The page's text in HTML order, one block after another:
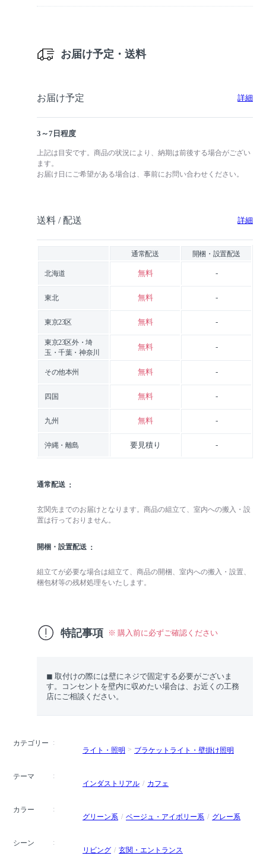
お届け予定・送料
お届け予定 詳細
3～7日程度
上記は目安です。商品の状況により、納期は前後する場合がござい
ます。
お届け日にご希望がある場合は、事前にお問い合わせください。
送料 / 配送 詳細
通常配送 開梱・設置配送
北海道 無料 -
東北 無料 -
東京23区 無料 -
東京23区外・埼
玉・千葉・神奈川
無料 -
その他本州 無料 -
四国 無料 -
九州 無料 -
沖縄・離島 要見積り -
通常配送
玄関先までのお届けとなります。商品の組立て、室内への搬入・設
置は行っておりません。
開梱・設置配送
組立てが必要な場合は組立て、商品の開梱、室内への搬入・設置、
梱包材等の残材処理をいたします。
特記事項 ※ 購入前に必ずご確認ください
◼︎ 取付けの際には壁にネジで固定する必要がございま
す。コンセントを壁内に収めたい場合は、お近くの工務
店にご相談ください。
カテゴリー
ライト・照明
ブラケットライト・壁掛け照明
テーマ
インダストリアル
カフェ
カラー
グリーン系
ベージュ・アイボリー系 グレー系
シーン
リビング
玄関・エントランス